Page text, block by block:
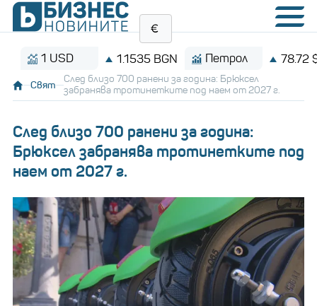
1 USD 1.1535 BGN Петрол 78.72 $/
Свят
След близо 700 ранени за година: Брюксел
забранява тротинетките под наем от 2027 г.
След близо 700 ранени за година:
Брюксел забранява тротинетките под
наем от 2027 г.